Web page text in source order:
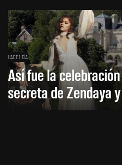
HACE 1 DÍA
Así fue la
secreta de Zendaya